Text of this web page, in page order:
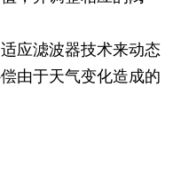
适应滤波器技术来动态
由于天气变化造成的